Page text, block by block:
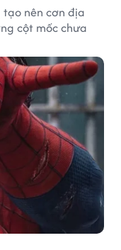
nên cơn địa
cột mốc chưa